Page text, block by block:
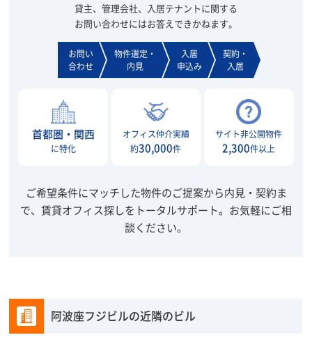
貸主、管理会社、入居テナントに関する
お問い合わせにはお答えできかねます。
お問い
合わせ
物件選定・
内見
入居
申込み
契約・
入居
首都圏・関西
に特化
オフィス仲介実績
約30,000件
サイト非公開物件
2,300件以上
ご希望条件にマッチした物件のご提案から内見・契約ま
で、賃貸オフィス探しをトータルサポート。 お気軽にご相
談ください。
阿波座フジビルの近隣のビル